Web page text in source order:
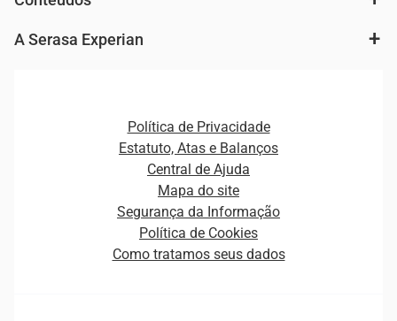
Cobrança e Recuperação de Dívidas
Plataformas e Motores de decisão
Fintechs
Curso Gratuito de Saúde Financeira
Empreendedorismo
Estudos e Pesquisas
A Serasa Experian
Distribuidores e representantes
Estrutura Organizacional
Sala de Imprensa
Política de Privacidade
Estatuto, Atas e Balanços
Central de Ajuda
Mapa do site
Segurança da Informação
Política de Cookies
Como tratamos seus dados